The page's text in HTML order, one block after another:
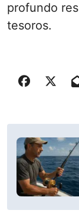
profundo
tesoros.
P
o
t